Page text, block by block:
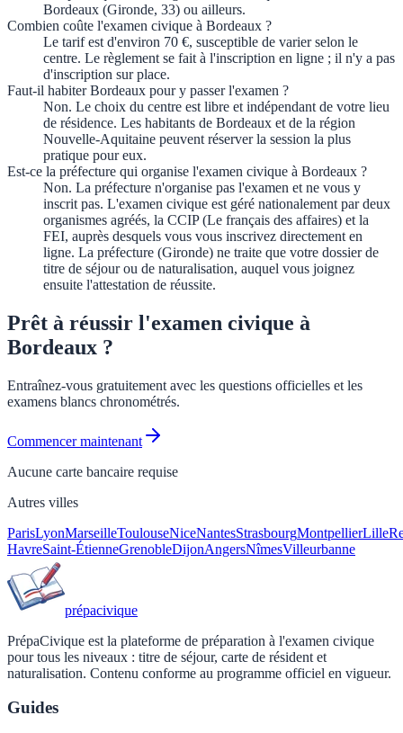
Bordeaux (Gironde, 33) ou ailleurs.
Combien coûte l'examen civique à Bordeaux ?
Le tarif est d'environ 70 €, susceptible de varier selon le
centre. Le règlement se fait à l'inscription en ligne ; il n'y a pas
d'inscription sur place.
Faut-il habiter Bordeaux pour y passer l'examen ?
Non. Le choix du centre est libre et indépendant de votre lieu
de résidence. Les habitants de Bordeaux et de la région
Nouvelle-Aquitaine peuvent réserver la session la plus
pratique pour eux.
Est-ce la préfecture qui organise l'examen civique à Bordeaux ?
Non. La préfecture n'organise pas l'examen et ne vous y
inscrit pas. L'examen civique est géré nationalement par deux
organismes agréés, la CCIP (Le français des affaires) et la
FEI, auprès desquels vous vous inscrivez directement en
ligne. La préfecture (Gironde) ne traite que votre dossier de
titre de séjour ou de naturalisation, auquel vous joignez
ensuite l'attestation de réussite.
Prêt à réussir l'examen civique à
Bordeaux ?
Entraînez-vous gratuitement avec les questions officielles et les
examens blancs chronométrés.
Commencer maintenant
Aucune carte bancaire requise
Autres villes
ParisLyonMarseilleToulouseNiceNantesStrasbourgMontpellierLille
HavreSaint-ÉtienneGrenobleDijonAngersNîmesVilleurbanne
prépacivique
PrépaCivique est la plateforme de préparation à l'examen civique
pour tous les niveaux : titre de séjour, carte de résident et
naturalisation. Contenu conforme au programme officiel en vigueur.
Guides